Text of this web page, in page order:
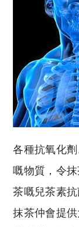
各種抗氧化
嘅物質，令
茶嘅兒茶素
抹茶仲會提